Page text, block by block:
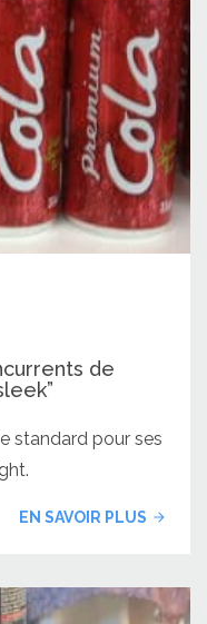
de
standard pour ses
EN SAVOIR PLUS